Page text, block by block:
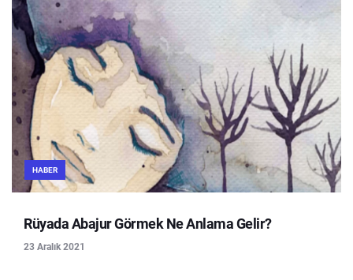
HABER
Rüyada Abajur Görmek Ne Anlama Gelir?
23 Aralık 2021